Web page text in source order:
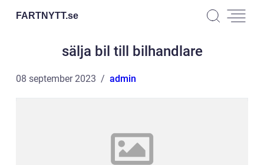
FARTNYTT.se
sälja bil till bilhandlare
08 september 2023 admin